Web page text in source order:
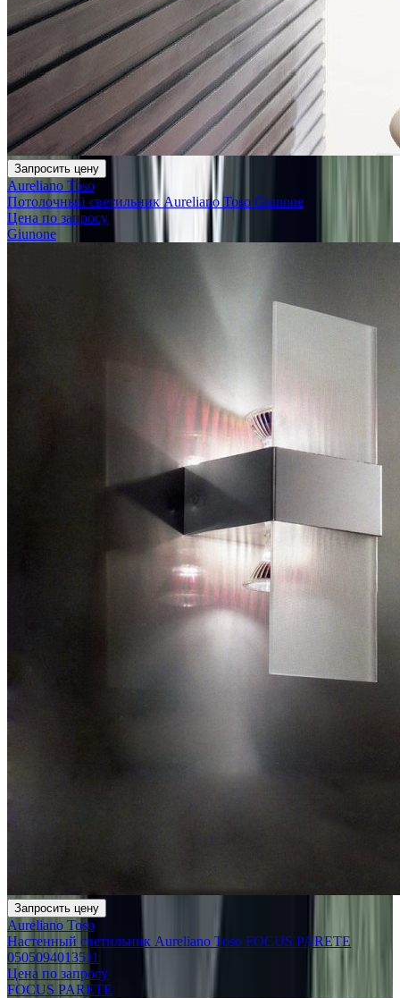
Запросить цену
Aureliano Toso
Потолочный светильник Aureliano Toso Giunone
Цена по запросу
Giunone
Запросить цену
Aureliano Toso
Настенный светильник Aureliano Toso FOCUS PARETE
0505094013511
Цена по запросу
FOCUS PARETE